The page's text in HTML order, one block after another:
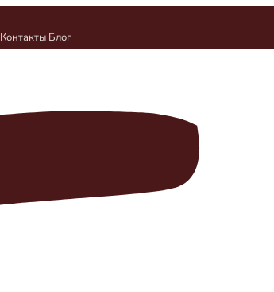
Контакты Блог